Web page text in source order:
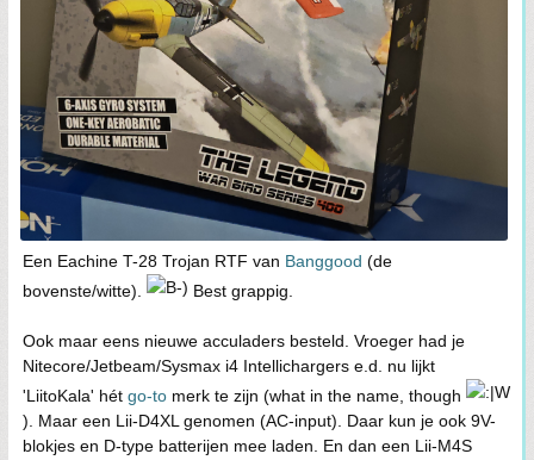
Een Eachine T-28 Trojan RTF van Banggood (de
bovenste/witte).
Best grappig.
Ook maar eens nieuwe acculaders besteld. Vroeger had je
Nitecore/Jetbeam/Sysmax i4 Intellichargers e.d. nu lijkt
'LiitoKala' hét go-to merk te zijn (what in the name, though
). Maar een Lii-D4XL genomen (AC-input). Daar kun je ook 9V-
blokjes en D-type batterijen mee laden. En dan een Lii-M4S